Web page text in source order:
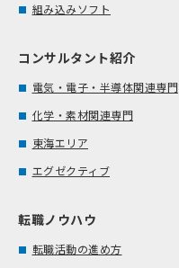
組み込みソフト
コンサルタント紹介
電気・電子・半導体関連専門
化学・素材関連専門
東海エリア
エグゼクティブ
転職ノウハウ
転職活動の進め方